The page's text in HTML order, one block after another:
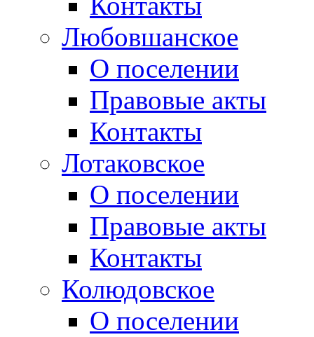
Любовшанское
О поселении
Правовые акты
Контакты
Лотаковское
О поселении
Правовые акты
Контакты
Колюдовское
О поселении